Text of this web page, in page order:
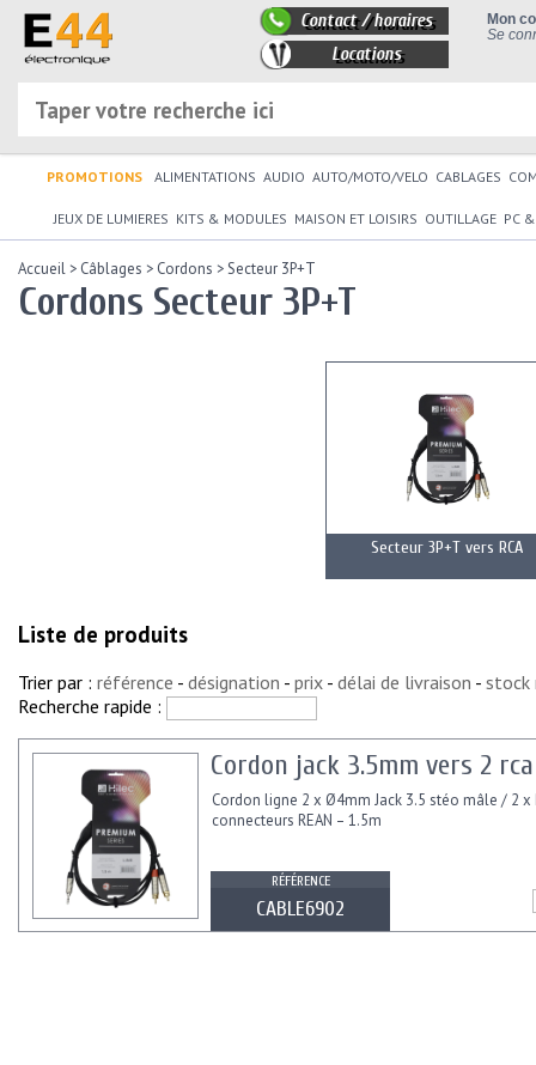
Mon
Se
Contact / horaires
Locations
PROMOTIONS ALIMENTATIONS AUDIO AUTO/MOTO/VELO CABLAGES
JEUX DE LUMIERES KITS & MODULES MAISON ET LOISIRS OUTILLAGE PC
Accueil > Câblages > Cordons >Secteur 3P+T
Cordons Secteur 3P+T
Secteur 3P+T vers RCA
Liste de produits
Trier par : référence - désignation - prix - délai de livraison - stock
Recherche rapide :
Cordon jack 3.5mm vers 2
Cordon ligne 2 x Ø4mm Jack 3.5 stéo mâle / 2 x
connecteurs REAN – 1.5m
RÉFÉRENCE
CABLE6902